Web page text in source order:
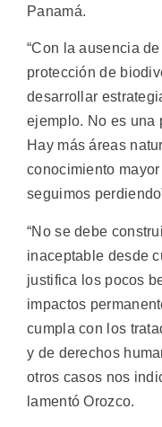
Panamá.
“Con la ausencia
protección de
desarrollar
ejemplo. No es una
Hay más áreas
conocimiento
seguimos
“No se debe
inaceptable desde
justifica los pocos
impactos
cumpla con los
y de derechos
otros casos nos
lamentó Orozco.